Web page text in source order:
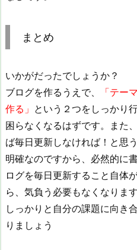
まとめ
いかがだったでしょうか？
ブログを作るうえで、
「テー
作る」 という２つをしっかり
困らなくなるはずです。また
ば毎日更新しなければ！と思
明確なのですから、必然的に
ログを毎日更新すること自体
ら、気負う必要もなくなります
しっかりと自分の課題に向き
りましょう